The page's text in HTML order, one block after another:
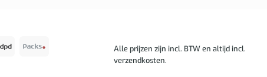
Alle prijzen zijn incl. BTW en altijd incl.
verzendkosten.